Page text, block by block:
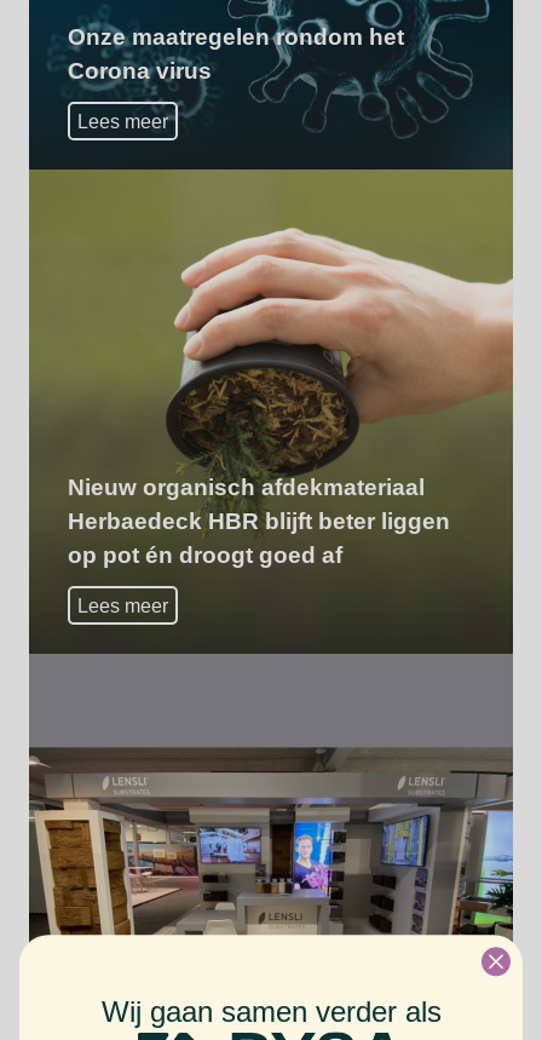
Onze maatregelen rondom het
Corona virus
Lees meer
Nieuw organisch afdekmateriaal
Herbaedeck HBR blijft beter liggen
op pot én droogt goed af
Lees meer
Wij gaan samen verder als